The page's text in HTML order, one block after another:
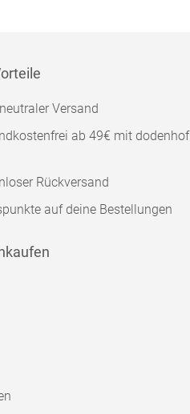
Versand
ab 49€ mit dodenhof
Rückversand
auf deine Bestellungen